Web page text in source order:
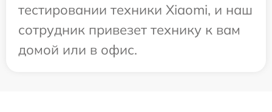
тестировании техники Xiaomi, и наш
сотрудник привезет технику к вам
домой или в офис.